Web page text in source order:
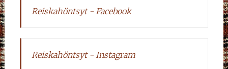
Reiskahöntsyt - Facebook
Reiskahöntsyt - Instagram